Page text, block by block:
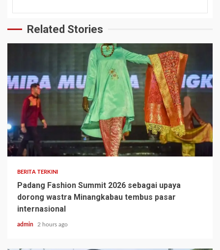
Related Stories
BERITA TERKINI
Padang Fashion Summit 2026 sebagai upaya
dorong wastra Minangkabau tembus pasar
internasional
admin 2 hours ago